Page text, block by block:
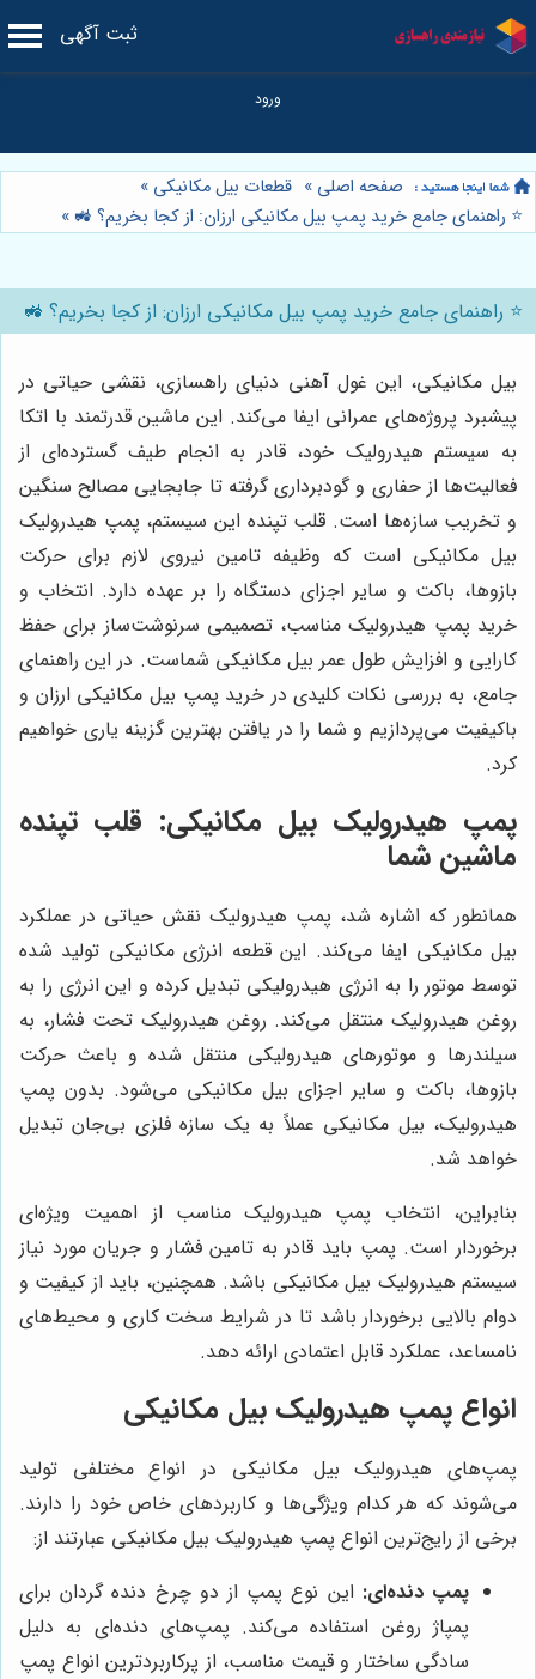
ثبت آگهی
صفحه اصلی » قطعات بیل مکانیکی »
⭐️ راهنمای جامع خرید پمپ بیل مکانیکی ارزان: از کجا بخریم؟ 🚜 »
⭐️ راهنمای جامع خرید پمپ بیل مکانیکی ارزان: از کجا بخریم؟ 🚜
بیل مکانیکی، این غول آهنی دنیای راهسازی، نقشی حیاتی در
پیشبرد پروژه‌های عمرانی ایفا می‌کند. این ماشین قدرتمند با اتکا
به سیستم هیدرولیک خود، قادر به انجام طیف گسترده‌ای از
فعالیت‌ها از حفاری و گودبرداری گرفته تا جابجایی مصالح سنگین
و تخریب سازه‌ها است. قلب تپنده این سیستم، پمپ هیدرولیک
بیل مکانیکی است که وظیفه تامین نیروی لازم برای حرکت
بازوها، باکت و سایر اجزای دستگاه را بر عهده دارد. انتخاب و
خرید پمپ هیدرولیک مناسب، تصمیمی سرنوشت‌ساز برای حفظ
کارایی و افزایش طول عمر بیل مکانیکی شماست. در این راهنمای
جامع، به بررسی نکات کلیدی در خرید پمپ بیل مکانیکی ارزان و
باکیفیت می‌پردازیم و شما را در یافتن بهترین گزینه یاری خواهیم
کرد.
پمپ هیدرولیک بیل مکانیکی: قلب تپنده
ماشین شما
همانطور که اشاره شد، پمپ هیدرولیک نقش حیاتی در عملکرد
بیل مکانیکی ایفا می‌کند. این قطعه انرژی مکانیکی تولید شده
توسط موتور را به انرژی هیدرولیکی تبدیل کرده و این انرژی را به
روغن هیدرولیک منتقل می‌کند. روغن هیدرولیک تحت فشار، به
سیلندرها و موتورهای هیدرولیکی منتقل شده و باعث حرکت
بازوها، باکت و سایر اجزای بیل مکانیکی می‌شود. بدون پمپ
هیدرولیک، بیل مکانیکی عملاً به یک سازه فلزی بی‌جان تبدیل
خواهد شد.
بنابراین، انتخاب پمپ هیدرولیک مناسب از اهمیت ویژه‌ای
برخوردار است. پمپ باید قادر به تامین فشار و جریان مورد نیاز
سیستم هیدرولیک بیل مکانیکی باشد. همچنین، باید از کیفیت و
دوام بالایی برخوردار باشد تا در شرایط سخت کاری و محیط‌های
نامساعد، عملکرد قابل اعتمادی ارائه دهد.
انواع پمپ هیدرولیک بیل مکانیکی
پمپ‌های هیدرولیک بیل مکانیکی در انواع مختلفی تولید
می‌شوند که هر کدام ویژگی‌ها و کاربردهای خاص خود را دارند.
برخی از رایج‌ترین انواع پمپ هیدرولیک بیل مکانیکی عبارتند از:
پمپ دنده‌ای: این نوع پمپ از دو چرخ دنده گردان برای
پمپاژ روغن استفاده می‌کند. پمپ‌های دنده‌ای به دلیل
سادگی ساختار و قیمت مناسب، از پرکاربردترین انواع پمپ